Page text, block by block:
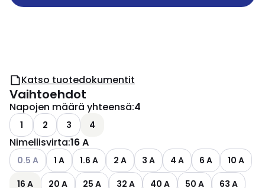
Katso tuotedokumentit
Vaihtoehdot
Napojen määrä yhteensä:4
1 2 3 4
Nimellisvirta:16 A
Katso käytettävissä olevat vaihtoehdot
0.5 A 1 A 1.6 A 2 A 3 A 4 A 6 A
10 A
16 A
20 A 25 A 32 A 40 A 50 A 63 A